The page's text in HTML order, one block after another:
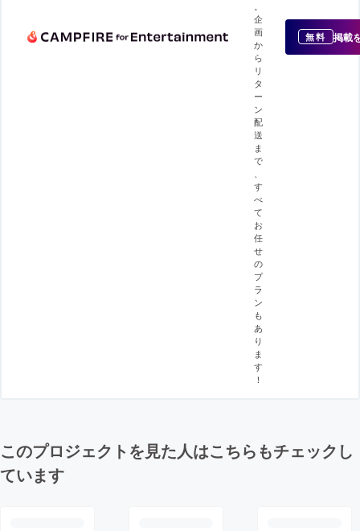
企
画
か
ら
リ
タ
ー
ン
配
送
ま
で
す
べ
て
お
任
せ
の
プ
ラ
ン
も
あ
り
ま
す
！
無料 掲載
このプロジェクトを見た人はこちらもチェックし
ています